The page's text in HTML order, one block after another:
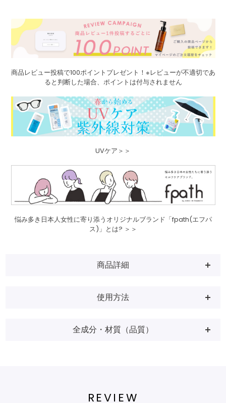
商品レビュー投稿で100ポイントプレゼント！※レビューが不適切であ
ると判断した場合、ポイントは付与されません
UVケア＞＞
悩み多き日本人女性に寄り添うオリジナルブランド「fpath(エフパ
ス)」とは? ＞＞
商品詳細
使用方法
全成分・材質（品質）
REVIEW